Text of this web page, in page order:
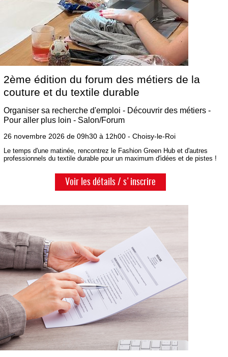
2ème édition du forum des métiers de la
couture et du textile durable
Organiser sa recherche d'emploi - Découvrir des métiers -
Pour aller plus loin - Salon/Forum
26 novembre 2026 de 09h30 à 12h00 - Choisy-le-Roi
Le temps d'une matinée, rencontrez le Fashion Green Hub et d'autres
professionnels du textile durable pour un maximum d'idées et de pistes !
Voir les détails / s'inscrire